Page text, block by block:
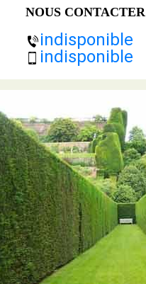
NOUS CONTACTER
indisponible
indisponible